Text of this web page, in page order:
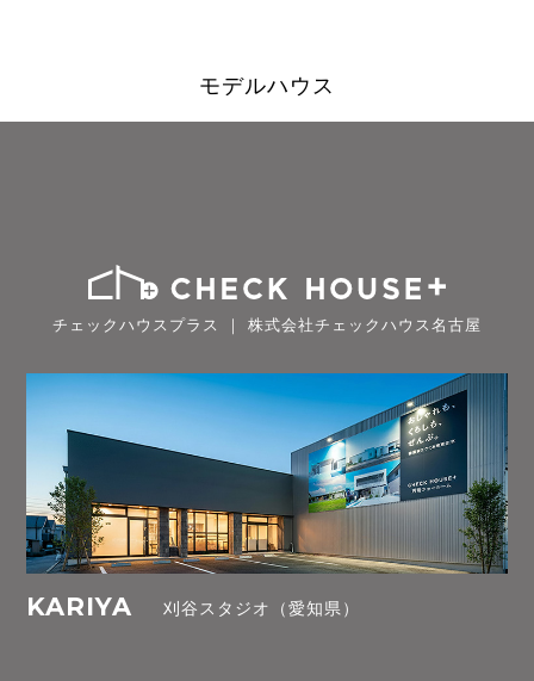
モデルハウス
チェックハウスプラス ｜ 株式会社チェックハウス名古屋
KARIYA 刈谷スタジオ（愛知県）